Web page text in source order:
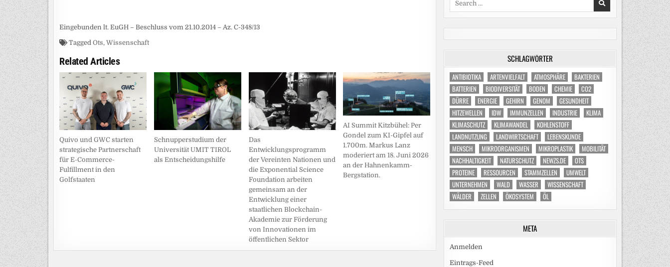
Eingebunden lt. EuGH – Beschluss vom 21.10.2014 – Az. C-348/13
Tagged Ots, Wissenschaft
Related Articles
Quivo und GWC starten
strategische Partnerschaft
für E-Commerce-
Fulfillment in den
Golfstaaten
Schnupperstudium der
Universität UMIT TIROL
als Entscheidungshilfe
Das
Entwicklungsprogramm
der Vereinten Nationen und
die Exponential Science
Foundation arbeiten
gemeinsam an der
Entwicklung einer
staatlichen Blockchain-
Akademie zur Förderung
von Innovationen im
öffentlichen Sektor
AI Summit Kitzbühel: Per
Gondel zum KI-Gipfel auf
1.700m. Markus Lanz
moderiert am 18. Juni 2026
an der Hahnenkamm-
Bergstation.
SCHLAGWÖRTER
ANTIBIOTIKA ARTENVIELFALT ATMOSPHÄRE
BAKTERIEN
BATTERIEN
BIODIVERSITÄT BODEN CHEMIE
CO2
DÜRRE
ENERGIE GEHIRN GENOM
GESUNDHEIT
HITZEWELLEN
IDW IMMUNZELLEN INDUSTRIE
KLIMA
KLIMASCHUTZ
KLIMAWANDEL
KOHLENSTOFF
LANDNUTZUNG
LANDWIRTSCHAFT
LEBENSKUNDE
MENSCH
MIKROORGANISMEN MIKROPLASTIK
MOBILITÄT
NACHHALTIGKEIT
NATURSCHUTZ NEWZS.DE
OTS
PROTEINE
RESSOURCEN STAMMZELLEN
UMWELT
UNTERNEHMEN
WALD WASSER
WISSENSCHAFT
WÄLDER
ZELLEN ÖKOSYSTEM ÖL
META
Anmelden
Eintrags-Feed